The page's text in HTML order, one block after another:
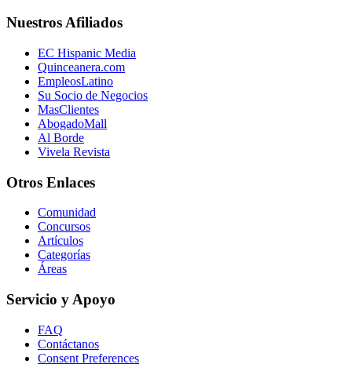
Nuestros Afiliados
EC Hispanic Media
Quinceanera.com
EmpleosLatino
Su Socio de Negocios
MasClientes
AbogadoMall
Al Borde
Vivela Revista
Otros Enlaces
Comunidad
Concursos
Artículos
Categorías
Áreas
Servicio y Apoyo
FAQ
Contáctanos
Consent Preferences